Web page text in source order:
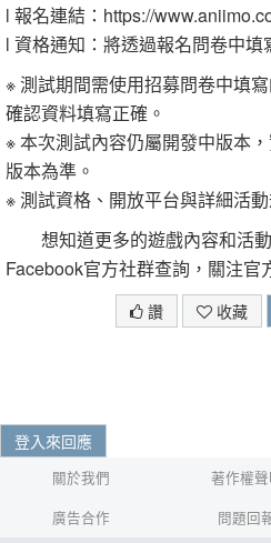
l 報名連結：https://
l 資格通知：將透過報名問卷中
※ 測試期間需使用招募問卷中填
確認資料填寫正確。
※ 本次測試內容仍屬開發中版本
版本為準。
※ 測試資格、開放平台與詳細活
想知道更多的遊戲內容和活動
Facebook官方社群查詢，關注官
讚 收藏
登入來回應
關於我們 著作權
廣告合作
問題回